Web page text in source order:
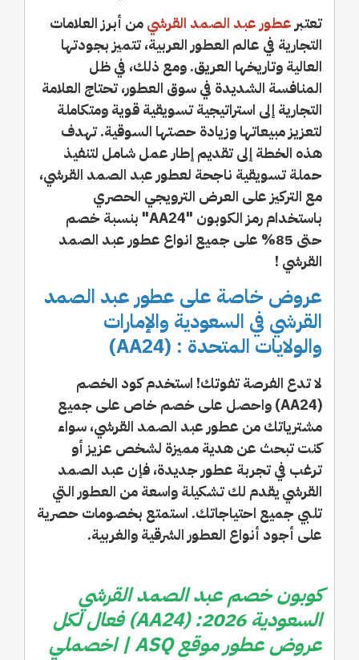
تعتبر عطور عبد الصمد القرشيمن أبرز العلامات
التجارية في عالم العطور العربية، تتميز بجودتها
العالية وتاريخها العريق. ومع ذلك، في ظل
المنافسة الشديدة في سوق العطور، تحتاج العلامة
التجارية إلى استراتيجية تسويقية قوية ومتكاملة
لتعزيز مبيعاتها وزيادة حصتها السوقية. تهدف
هذه الخطة إلى تقديم إطار عمل شامل لتنفيذ
حملة تسويقية ناجحة لعطور عبد الصمد القرشي،
مع التركيز على العرض الترويجي الحصري
باستخدام رمز الكوبون "AA24" بنسبة خصم
حتى 85% على جميع انواع عطور عبد الصمد
القرشي !
عروض خاصة على عطور عبد الصمد
القرشي في السعودية والإمارات
والولايات المتحدة : (AA24)
لا تدع الفرصة تفوتك! استخدم كود الخصم
(AA24) واحصل على خصم خاص على جميع
مشترياتك من عطور عبد الصمد القرشي، سواء
كنت تبحث عن هدية مميزة لشخص عزيز أو
ترغب في تجربة عطور جديدة، فإن عبد الصمد
القرشي يقدم لك تشكيلة واسعة من العطور التي
تلبي جميع احتياجاتك. استمتع بخصومات حصرية
على أجود أنواع العطور الشرقية والغربية.
كوبون خصم عبد الصمد القرشي
السعودية 2026: (AA24) فعال لكل
عروض عطور موقع ASQ | اخصملي